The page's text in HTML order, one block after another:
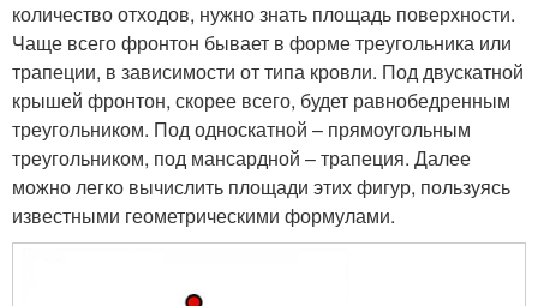
количество отходов, нужно знать площадь поверхности.
Чаще всего фронтон бывает в форме треугольника или
трапеции, в зависимости от типа кровли. Под двускатной
крышей фронтон, скорее всего, будет равнобедренным
треугольником. Под односкатной – прямоугольным
треугольником, под мансардной – трапеция. Далее
можно легко вычислить площади этих фигур, пользуясь
известными геометрическими формулами.